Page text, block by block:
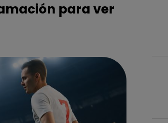
para ver